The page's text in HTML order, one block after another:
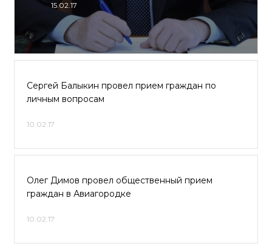
15.02.17
Сергей Балыкин провел прием граждан по
личным вопросам
10.02.17
Олег Димов провел общественный прием
граждан в Авиагородке
10.02.17